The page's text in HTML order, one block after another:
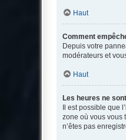
Haut
Comment
Depuis votre
modérateurs et
Haut
Les heures ne
Il est possible que
zone où vous vous
n’êtes pas